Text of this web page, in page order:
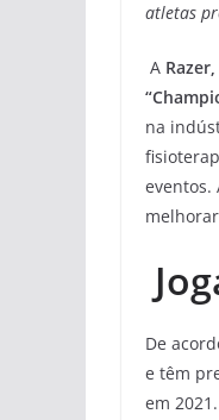
atletas
A Razer,
na
eventos.
De
e têm
em